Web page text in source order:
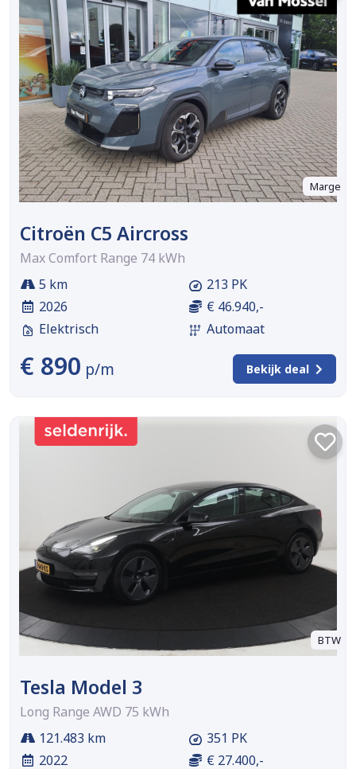
Marge
Citroën C5 Aircross
Max Comfort Range 74 kWh
5 km
2026
Elektrisch
213 PK
€ 46.940,-
Automaat
€ 890 p/m Bekijk deal
BTW
Tesla Model 3
Long Range AWD 75 kWh
121.483 km
2022
351 PK
€ 27.400,-